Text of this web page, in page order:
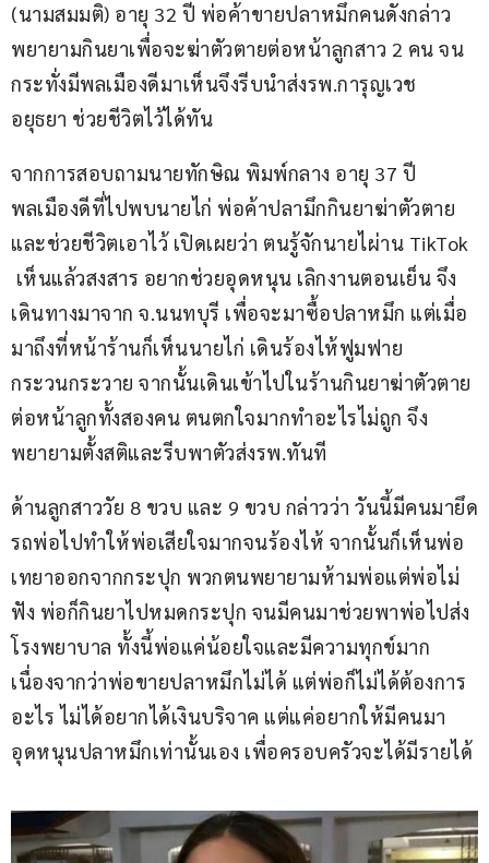
(นามสมมติ) อายุ 32 ปี พ่อค้าขายปลาหมึกคนดังกล่าว
พยายามกินยาเพื่อจะฆ่าตัวตายต่อหน้าลูกสาว 2 คน จน
กระทั่งมีพลเมืองดีมาเห็นจึงรีบนำส่งรพ.การุญเวช
อยุธยา ช่วยชีวิตไว้ได้ทัน
จากการสอบถามนายทักษิณ พิมพ์กลาง อายุ 37 ปี
พลเมืองดีที่ไปพบนายไก่ พ่อค้าปลามึกกินยาฆ่าตัวตาย
และช่วยชีวิตเอาไว้ เปิดเผยว่า ตนรู้จักนายไผ่าน TikTok
เห็นแล้วสงสาร อยากช่วยอุดหนุน เลิกงานตอนเย็น จึง
เดินทางมาจาก จ.นนทบุรี เพื่อจะมาซื้อปลาหมึก แต่เมื่อ
มาถึงที่หน้าร้านก็เห็นนายไก่ เดินร้องไห้ฟูมฟาย
กระวนกระวาย จากนั้นเดินเข้าไปในร้านกินยาฆ่าตัวตาย
ต่อหน้าลูกทั้งสองคน ตนตกใจมากทำอะไรไม่ถูก จึง
พยายามตั้งสติและรีบพาตัวส่งรพ.ทันที
ด้านลูกสาววัย 8 ขวบ และ 9 ขวบ กล่าวว่า วันนี้มีคนมายึด
รถพ่อไปทำให้พ่อเสียใจมากจนร้องไห้ จากนั้นก็เห็นพ่อ
เทยาออกจากกระปุก พวกตนพยายามห้ามพ่อแต่พ่อไม่
ฟัง พ่อก็กินยาไปหมดกระปุก จนมีคนมาช่วยพาพ่อไปส่ง
โรงพยาบาล ทั้งนี้พ่อแค่น้อยใจและมีความทุกข์มาก
เนื่องจากว่าพ่อขายปลาหมึกไม่ได้ แต่พ่อก็ไม่ได้ต้องการ
อะไร ไม่ได้อยากได้เงินบริจาค แต่แค่อยากให้มีคนมา
อุดหนุนปลาหมึกเท่านั้นเอง เพื่อครอบครัวจะได้มีรายได้